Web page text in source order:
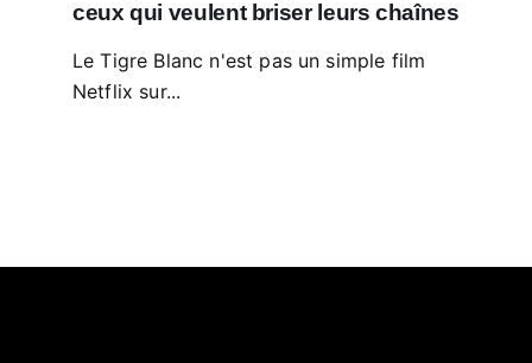
ceux qui veulent briser leurs chaînes
Le Tigre Blanc n'est pas un simple film
Netflix sur...